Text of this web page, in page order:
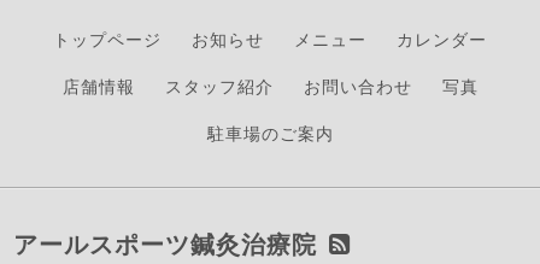
トップページ お知らせ メニュー
カレンダー
店舗情報
スタッフ紹介 お問い合わせ
写真
駐車場のご案内
アールスポーツ鍼灸治療院